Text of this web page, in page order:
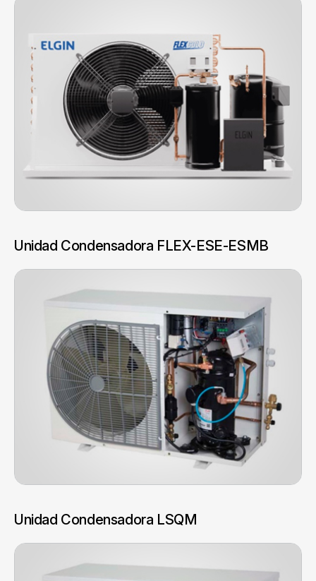
Unidad Condensadora FLEX-ESE-ESMB
Unidad Condensadora LSQM